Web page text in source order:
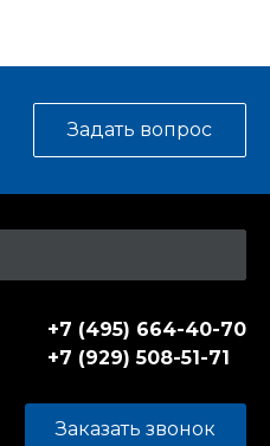
Задать вопрос
+7 (495) 664-40-70
+7 (929) 508-51-71
Заказать звонок